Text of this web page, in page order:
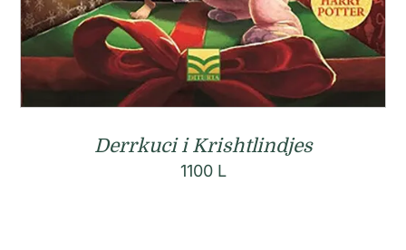
Derrkuci i Krishtlindjes
1100 L